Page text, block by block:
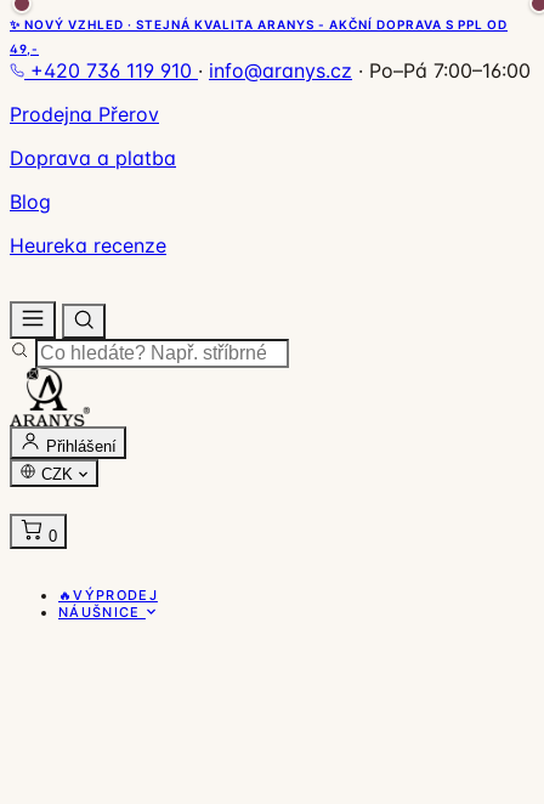
✨ NOVÝ VZHLED · STEJNÁ KVALITA ARANYS - AKČNÍ DOPRAVA S PPL OD
49,-
+420 736 119 910 · info@aranys.cz · Po–Pá 7:00–16:00
Prodejna Přerov
Doprava a platba
Blog
Heureka recenze
Přihlášení
CZK
0
🔥VÝPRODEJ
NÁUŠNICE